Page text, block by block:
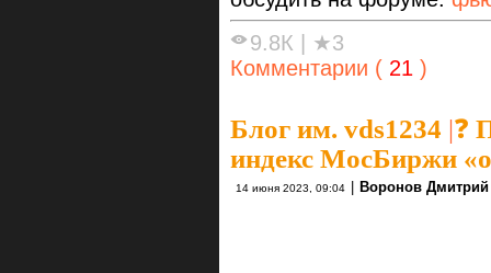
9.8К | ★3
Комментарии ( 21 )
Блог им. vds1234 |❓
индекс МосБиржи
14 июня 2023, 09:04 | Воронов Дмитрий